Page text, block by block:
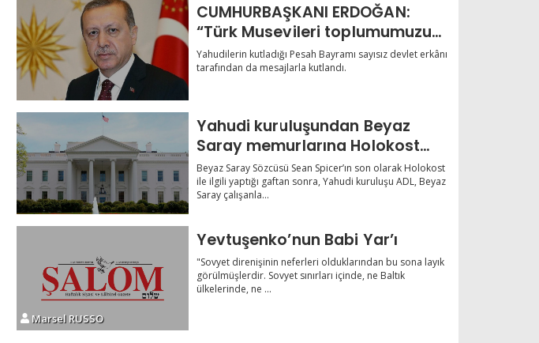
CUMHURBAŞKANI ERDOĞAN:
“Türk Musevileri toplumumuzun
ayrılmaz bir parçası”
Yahudilerin kutladığı Pesah Bayramı sayısız devlet erkânı
tarafından da mesajlarla kutlandı.
Yahudi kuruluşundan Beyaz
Saray memurlarına Holokost
tarihi dersi
Beyaz Saray Sözcüsü Sean Spicer’ın son olarak Holokost
ile ilgili yaptığı gaftan sonra, Yahudi kuruluşu ADL, Beyaz
Saray çalışanla...
Marsel RUSSO
Yevtuşenko’nun Babi Yar’ı
"Sovyet direnişinin neferleri olduklarından bu sona layık
görülmüşlerdir. Sovyet sınırları içinde, ne Baltık
ülkelerinde, ne ...